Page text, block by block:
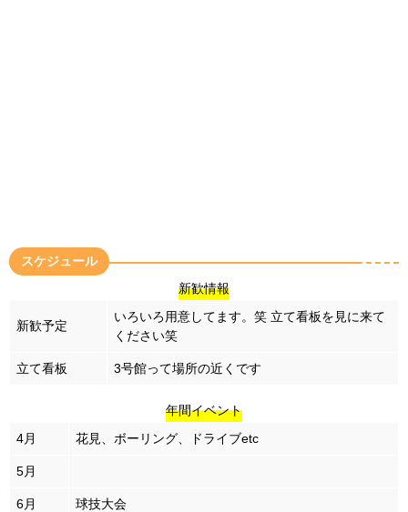
スケジュール
新歓情報
新歓予定
いろいろ用意してます。笑 立て看板を見に来て
ください笑
立て看板 3号館って場所の近くです
年間イベント
4月 花見、ボーリング、ドライブetc
5月
6月 球技大会